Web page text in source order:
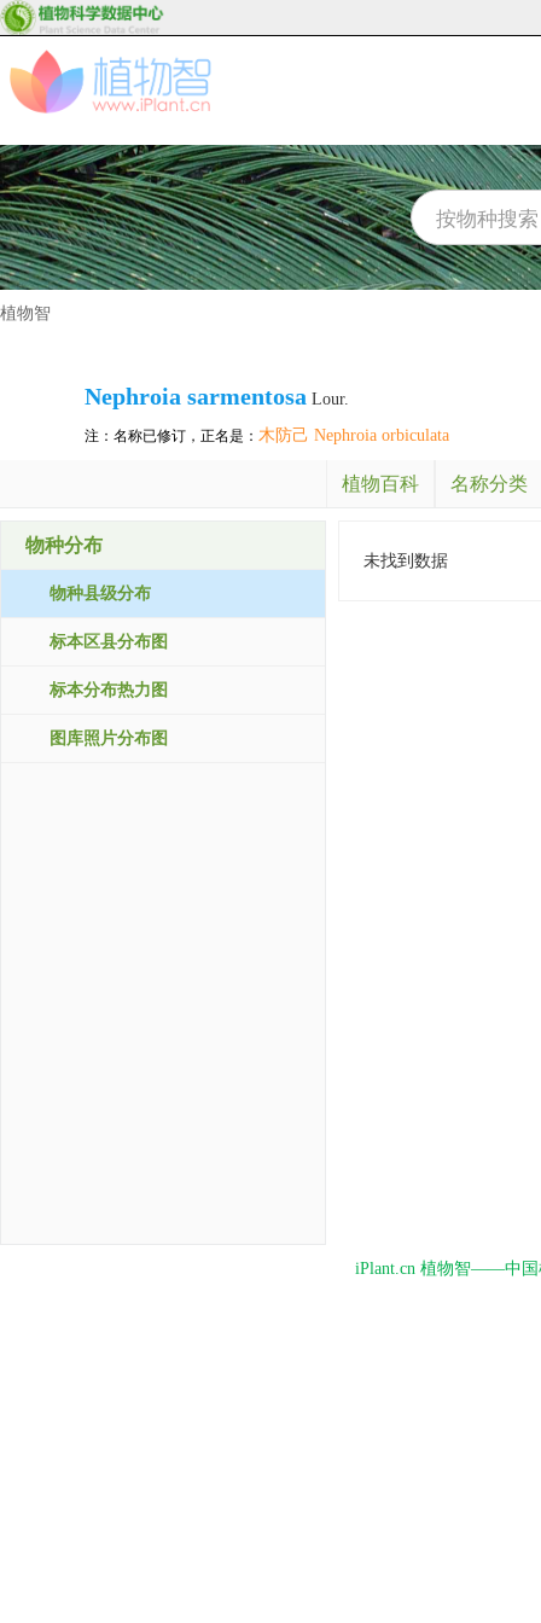
植物智
Nephroia sarmentosa Lour.
注：名称已修订，正名是： 木防己 Nephroia orbiculata
植物百科 名称分类
物种分布
物种县级分布
标本区县分布图
标本分布热力图
图库照片分布图
未找到数据
iPlant.cn 植物智——中国